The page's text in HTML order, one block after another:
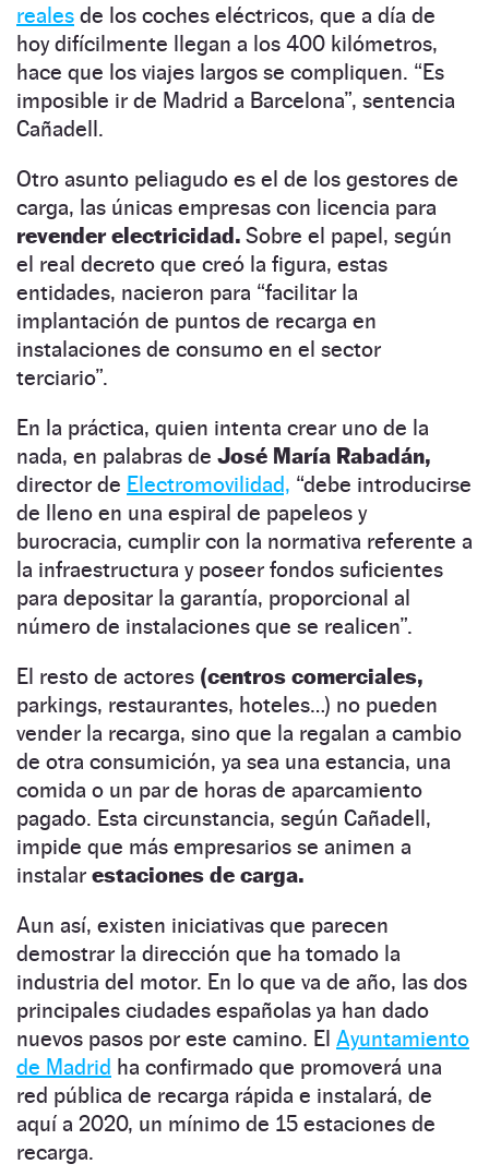
reales de los coches eléctricos, que a día de
hoy difícilmente llegan a los 400 kilómetros,
hace que los viajes largos se compliquen. “Es
imposible ir de Madrid a Barcelona”, sentencia
Cañadell.
Otro asunto peliagudo es el de los gestores de
carga, las únicas empresas con licencia para
revender electricidad. Sobre el papel, según
el real decreto que creó la figura, estas
entidades, nacieron para “facilitar la
implantación de puntos de recarga en
instalaciones de consumo en el sector
terciario”.
En la práctica, quien intenta crear uno de la
nada, en palabras de José María Rabadán,
director de Electromovilidad, “debe introducirse
de lleno en una espiral de papeleos y
burocracia, cumplir con la normativa referente a
la infraestructura y poseer fondos suficientes
para depositar la garantía, proporcional al
número de instalaciones que se realicen”.
El resto de actores (centros comerciales,
parkings, restaurantes, hoteles…) no pueden
vender la recarga, sino que la regalan a cambio
de otra consumición, ya sea una estancia, una
comida o un par de horas de aparcamiento
pagado. Esta circunstancia, según Cañadell,
impide que más empresarios se animen a
instalar estaciones de carga.
Aun así, existen iniciativas que parecen
demostrar la dirección que ha tomado la
industria del motor. En lo que va de año, las dos
principales ciudades españolas ya han dado
nuevos pasos por este camino. El Ayuntamiento
de Madrid ha confirmado que promoverá una
red pública de recarga rápida e instalará, de
aquí a 2020, un mínimo de 15 estaciones de
recarga.